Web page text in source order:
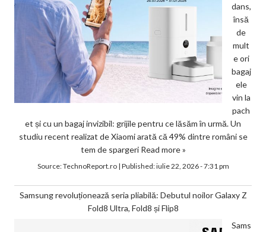
dans,
însă
de
mult
e ori
bagaj
ele
vin la
pach
et și cu un bagaj invizibil: grijile pentru ce lăsăm în urmă. Un
studiu recent realizat de Xiaomi arată că 49% dintre români se
tem de spargeri Read more »
Source:TechnoReport.ro| Published:iulie 22, 2026 - 7:31 pm
Samsung revoluționează seria pliabilă: Debutul noilor Galaxy Z
Fold8 Ultra, Fold8 și Flip8
Sams